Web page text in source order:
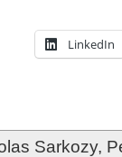
LinkedIn
Sarkozy,